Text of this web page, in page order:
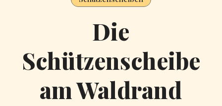
Die
Schützenscheibe
am Waldrand